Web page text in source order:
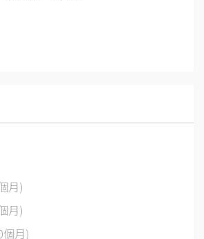
月)
月)
月)